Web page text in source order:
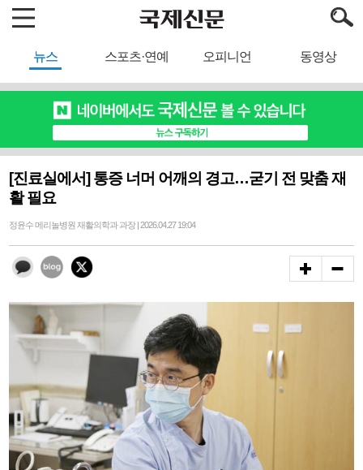
뉴스 스포츠·연예 오피니언 동영상
[진료실에서] 통증 너머 어깨의 경고…굳기 전 맞춤 재
활 필요
정윤수 메리놀병원 재활의학과 과장 | 2026.04.27 19:04